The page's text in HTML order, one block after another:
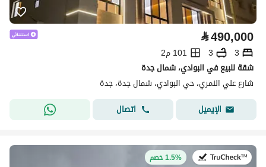
⃁490,000
3
3
101 م2
شقة للبيع في البوادي، شمال جدة
شارع علي النمري، حي البوادي، شمال جدة، جدة
الإيميل
اتصال
في:22 يوليو 20261.5% خصم